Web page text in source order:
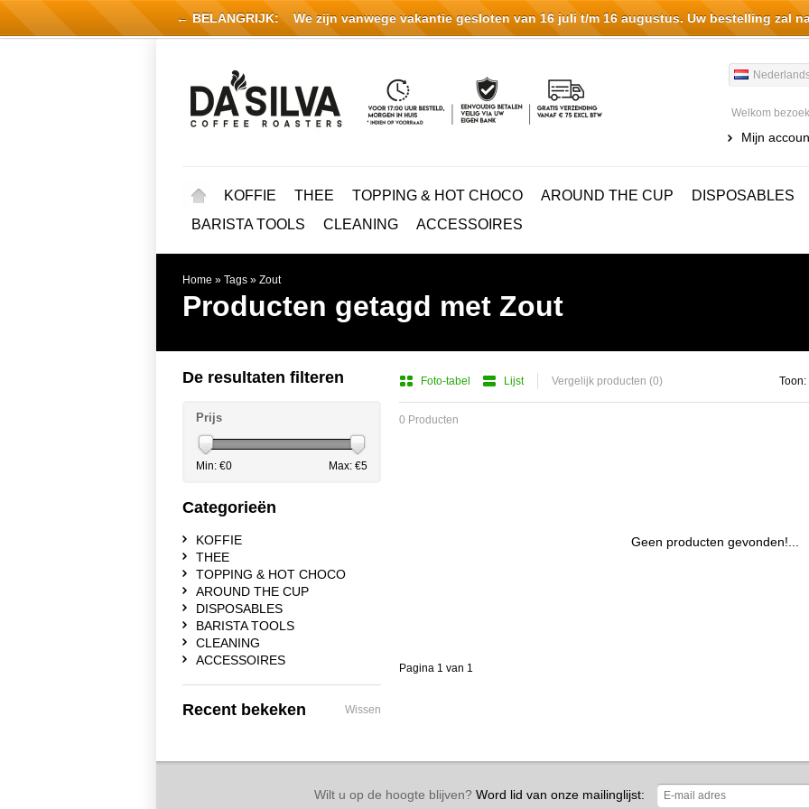
Welkom
Mijn
KOFFIE THEE TOPPING & HOT CHOCO AROUND THE CUP
DISPOSABLES
BARISTA TOOLS
CLEANING ACCESSOIRES
Home » Tags » Zout
Producten getagd met Zout
Foto-tabel Lijst Vergelijk producten (0) Toon:
0 Producten
Geen producten gevonden!...
Pagina 1 van 1
De resultaten filteren
Prijs
Min: €0 Max: €5
Categorieën
KOFFIE
THEE
TOPPING & HOT CHOCO
AROUND THE CUP
DISPOSABLES
BARISTA TOOLS
CLEANING
ACCESSOIRES
Recent bekeken Wissen
Wilt u op de hoogte blijven?Word lid van onze mailinglijst:
← BELANGRIJK:We zijn vanwege vakantie gesloten van 16 juli t/m 16 augustus. Uw bestelling zal